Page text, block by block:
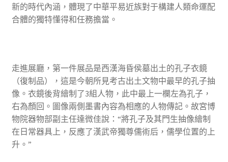
新的時代內涵，體現了中華平易近族對于構建人類命運配
合體的獨特懂得和任務擔當。
走進展廳，第一件展品是西漢海昏侯墓出土的孔子衣鏡
（復制品），這是今朝所見考古出土文物中最早的孔子抽
像。衣鏡後背繪制了3組人物，此中最上一欄左為孔子，
右為顏回。圖像兩側墨書內容為相應的人物傳記。故宮博
物院器物部副主任達微佳說：“將孔子及其門生抽像繪制
在日常器具上，反應了漢武帝獨尊儒術后，儒學位置的上
升。”